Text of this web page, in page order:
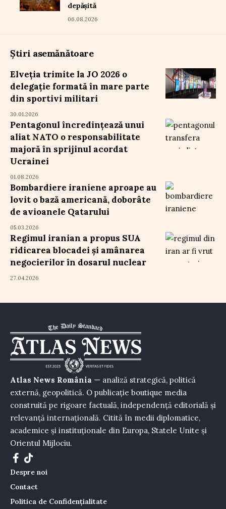
depășită
06.08.2026
Știri asemănătoare
Elveția trimite la JO 2026 o
delegație formată în mare parte
din sportivi militari
30.01.2026
Pentagonul încredințează unui
aliat NATO o responsabilitate
majoră în sprijinul acordat
Ucrainei
01.08.2026
Bombardiere iraniene aproape au
lovit o bază americană, doborâte
de avioanele Qatarului
05.03.2026
Regimul iranian a propus SUA
ridicarea blocadei și amânarea
negocierilor în dosarul nuclear
27.04.2026
Atlas News România — analiză strategică, politică
externă, geopolitică. O publicație boutique media
construită pe rigoare factuală, independență editorială și
relevanță internațională. Citită în medii diplomatice,
academice și instituționale din Europa, Statele Unite și
Orientul Mijlociu.
Despre noi
Contact
Politica de Confidențialitate